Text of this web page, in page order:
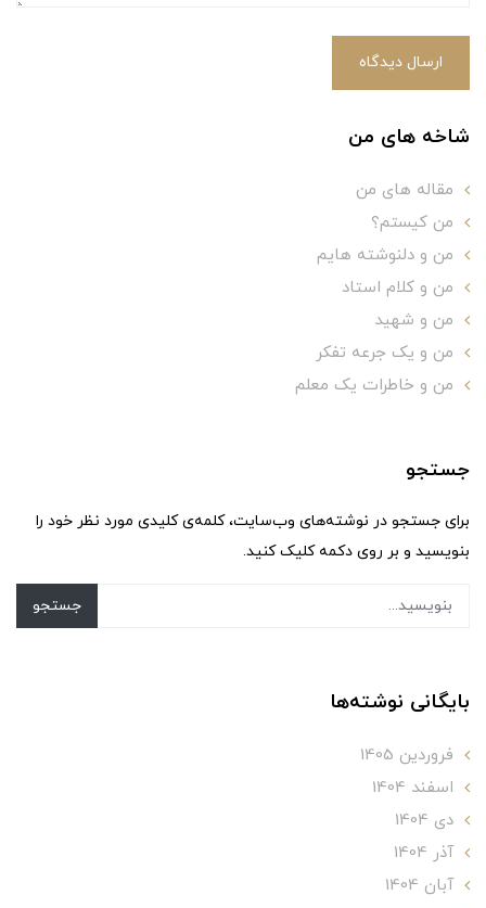
ارسال دیدگاه
شاخه های من
مقاله های من
من کیستم؟
من و دلنوشته هایم
من و کلام استاد
من و شهید
من و یک جرعه تفکر
من و خاطرات یک معلم
جستجو
برای جستجو در نوشته‌های وب‌سایت، کلمه‌ی کلیدی مورد نظر خود را
بنویسید و بر روی دکمه کلیک کنید.
جستجو
بایگانی نوشته‌ها
فروردین 1405
اسفند 1404
دی 1404
آذر 1404
آبان 1404